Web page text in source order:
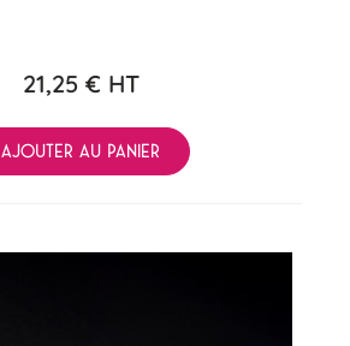
21,25 €HT
AJOUTER AU PANIER